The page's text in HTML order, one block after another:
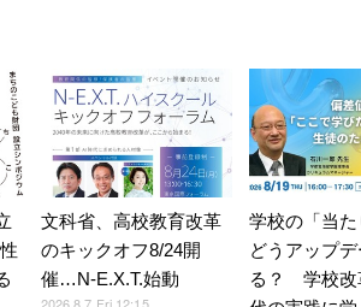
文科省、高校教育改革
のキックオフ8/24開
催…N-E.X.T.始動
2026.8.7 Fri 12:15
学校の「当
どうアップ
る？ 学校改